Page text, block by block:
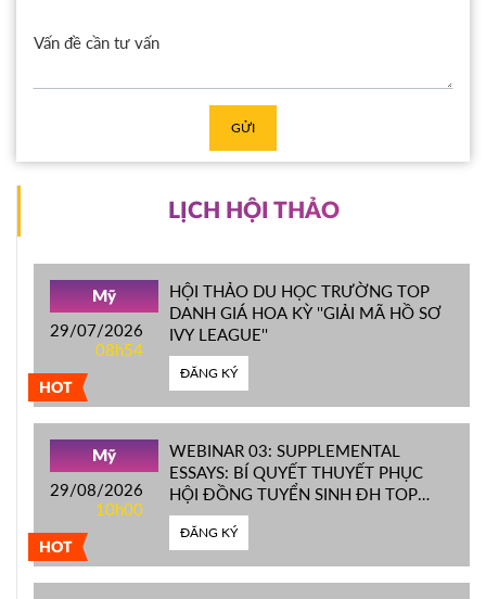
GỬI
LỊCH HỘI THẢO
HOT
Mỹ
29/07/2026
08h54
HỘI THẢO DU HỌC TRƯỜNG TOP
DANH GIÁ HOA KỲ ''GIẢI MÃ HỒ SƠ
IVY LEAGUE''
ĐĂNG KÝ
HOT
Mỹ
29/08/2026
10h00
WEBINAR 03: SUPPLEMENTAL
ESSAYS: BÍ QUYẾT THUYẾT PHỤC
HỘI ĐỒNG TUYỂN SINH ĐH TOP
ĐẦU MỸ
ĐĂNG KÝ